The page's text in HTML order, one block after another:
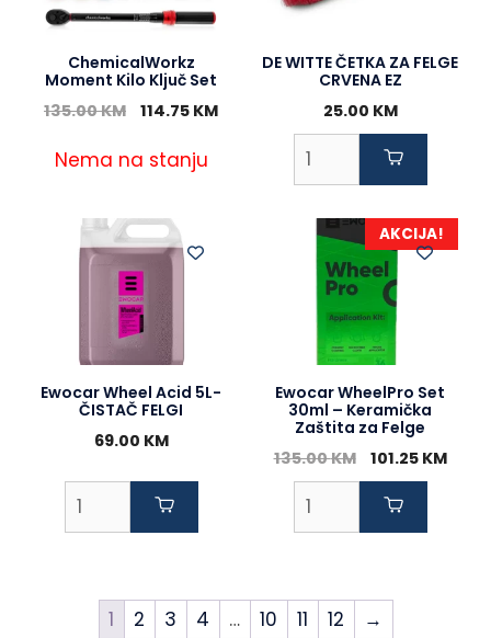
ChemicalWorkz
Moment Kilo Ključ Set
135.00KM
Original
was:
135.00 KM.
114.75 KMCurrent
114.75 KM.
Nema na stanju
DE WITTE ČETKA ZA FELGE
CRVENA EZ
25.00 KM
Ewocar Wheel Acid 5L-
ČISTAČ FELGI
69.00 KM
AKCIJA!
Ewocar WheelPro Set
30ml – Keramička
Zaštita za Felge
135.00KM
Original
price
was:
101.25 KM
1 2 3 4 … 10 11 12 →